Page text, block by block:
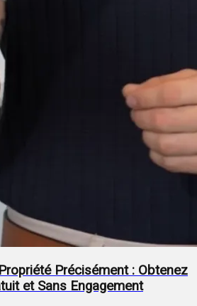
Précisément : Obtenez
et Sans Engagement